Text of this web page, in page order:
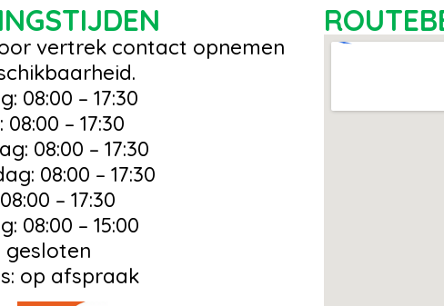
vertrek contact opnemen
08:00 – 17:30
– 17:30
08:00 – 17:30
08:00 – 17:30
– 17:30
08:00 – 15:00
gesloten
op afspraak